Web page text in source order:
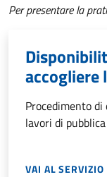
Per presentare la
accogliere
Procedimento
lavori di
VAI AL SERVIZIO